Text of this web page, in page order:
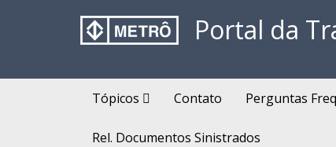
Portal da
Tópicos Contato Perguntas
Rel. Documentos Sinistrados